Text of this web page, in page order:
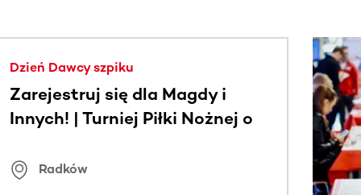
Dzień Dawcy szpiku
Zarejestruj się dla Magdy i
Innych! | Turniej Piłki Nożnej o
Radków